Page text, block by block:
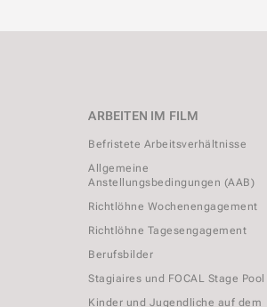
ARBEITEN IM FILM
Befristete Arbeitsverhältnisse
Allgemeine
Anstellungsbedingungen (AAB)
Richtlöhne Wochenengagement
Richtlöhne Tagesengagement
Berufsbilder
Stagiaires und FOCAL Stage Pool
Kinder und Jugendliche auf dem